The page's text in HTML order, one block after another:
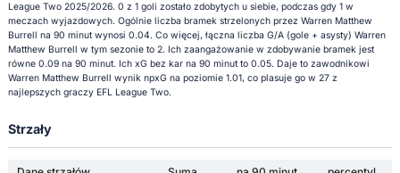
League Two 2025/2026. 0 z 1 goli zostało zdobytych u siebie, podczas gdy 1 w
meczach wyjazdowych. Ogólnie liczba bramek strzelonych przez Warren Matthew
Burrell na 90 minut wynosi 0.04. Co więcej, łączna liczba G/A (gole + asysty) Warren
Matthew Burrell w tym sezonie to 2. Ich zaangażowanie w zdobywanie bramek jest
równe 0.09 na 90 minut. Ich xG bez kar na 90 minut to 0.05. Daje to zawodnikowi
Warren Matthew Burrell wynik npxG na poziomie 1.01, co plasuje go w 27 z
najlepszych graczy EFL League Two.
Strzały